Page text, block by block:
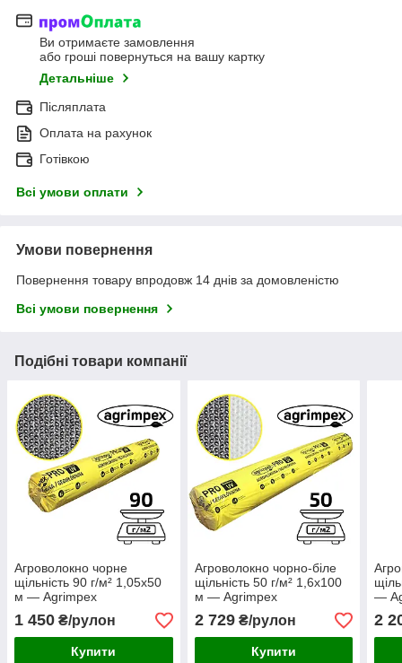
Ви отримаєте замовлення
або гроші повернуться на вашу картку
Детальніше
Післяплата
Оплата на рахунок
Готівкою
Всі умови оплати
Умови повернення
Повернення товару впродовж 14 днів за домовленістю
Всі умови повернення
Подібні товари компанії
Агроволокно чорне
щільність 90 г/м² 1,05x50
м — Agrimpex
1 450 ₴/рулон
Купити
Агроволокно чорно-біле
щільність 50 г/м² 1,6x100
м — Agrimpex
2 729₴/рулон
Купити
—
2